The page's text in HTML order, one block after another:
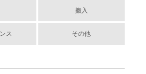
搬入
ス その他